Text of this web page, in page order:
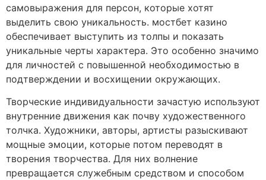
самовыражения для персон, которые хотят
выделить свою уникальность. мостбет казино
обеспечивает выступить из толпы и показать
уникальные черты характера. Это особенно значимо
для личностей с повышенной необходимостью в
подтверждении и восхищении окружающих.
Творческие индивидуальности зачастую используют
внутренние движения как почву художественного
толчка. Художники, авторы, артисты разыскивают
мощные эмоции, которые потом переводят в
творения творчества. Для них волнение
превращается служебным средством и способом